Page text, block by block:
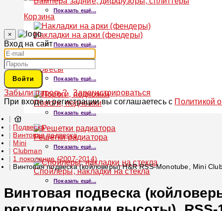
Показать ещё...
Накладки на арки (фендеры)
Показать ещё...
Обвесы
Показать ещё...
Пороги, подножки
Показать ещё...
Решетки радиатора
Показать ещё...
Спойлеры, накладки на стекла
Показать ещё...
Корзина
×
Вход на сайт
Войти
Забыли пароль?
Зарегистрироваться
При входе и регистрации вы соглашаетесь с Политикой
Подвеска
Винтовая подвеска
Mini
Clubman
1 поколение (2007-2014)
Винтовая подвеска (койловеры) H&R RSS-Monotube, Mini
Винтовая подвеска